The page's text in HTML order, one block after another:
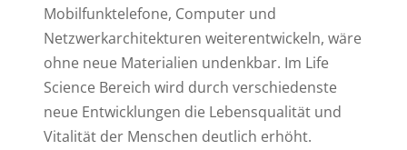
Mobilfunktelefone, Computer und
Netzwerkarchitekturen weiterentwickeln, wäre
ohne neue Materialien undenkbar. Im Life
Science Bereich wird durch verschiedenste
neue Entwicklungen die Lebensqualität und
Vitalität der Menschen deutlich erhöht.